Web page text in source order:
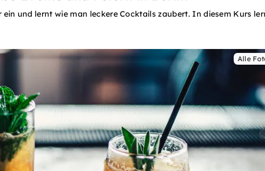
ein und lernt wie man leckere Cocktails zaubert. In diesem Kurs
Alle